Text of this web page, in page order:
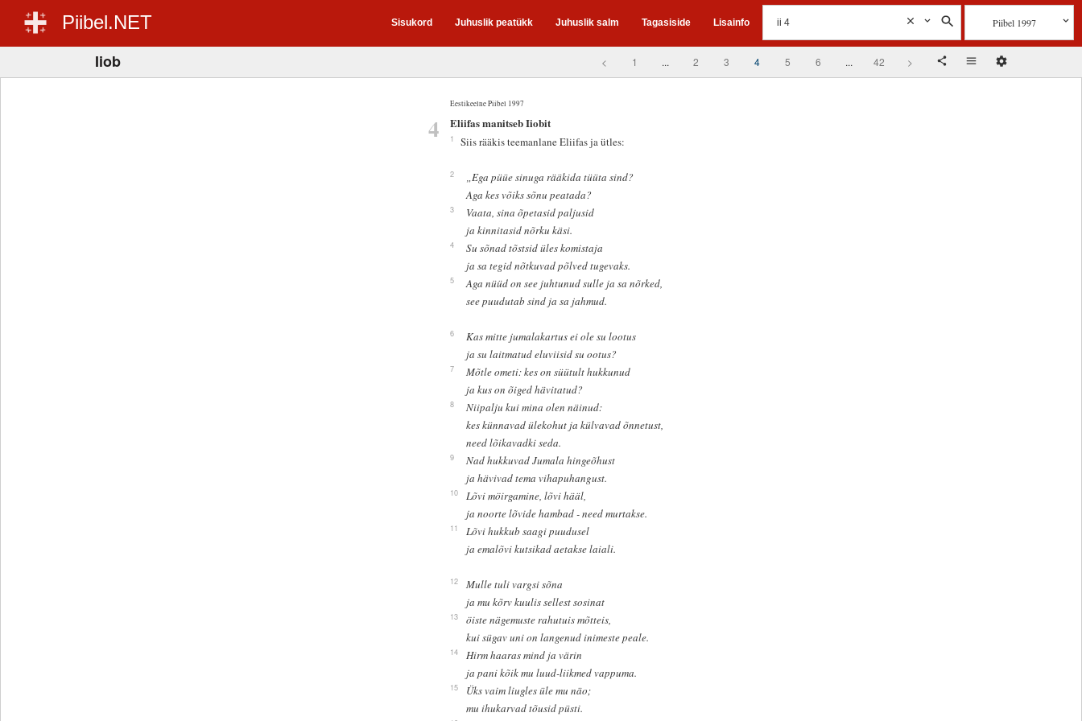
Piibel.NET Sisukord Juhuslik peatükk Juhuslik salm Tagasiside Lisainfo Piibel 1997
Iiob < 1 ... 2 3 4 5 6 ... 42 >
Eestikeelne Piibel 1997
4 Eliifas manitseb Iiobit
1 Siis rääkis teemanlane Eliifas ja ütles:
2
„Ega püüe sinuga rääkida tüüta sind?
Aga kes võiks sõnu peatada?
3
Vaata, sina õpetasid paljusid
ja kinnitasid nõrku käsi.
4
Su sõnad tõstsid üles komistaja
ja sa tegid nõtkuvad põlved tugevaks.
5
Aga nüüd on see juhtunud sulle ja sa nõrked,
see puudutab sind ja sa jahmud.
6
Kas mitte jumalakartus ei ole su lootus
ja su laitmatud eluviisid su ootus?
7
Mõtle ometi: kes on süütult hukkunud
ja kus on õiged hävitatud?
8
Niipalju kui mina olen näinud:
kes künnavad ülekohut ja külvavad õnnetust,
need lõikavadki seda.
9
Nad hukkuvad Jumala hingeõhust
ja hävivad tema vihapuhangust.
10
Lõvi möirgamine, lõvi hääl,
ja noorte lõvide hambad - need murtakse.
11
Lõvi hukkub saagi puudusel
ja emalõvi kutsikad aetakse laiali.
12
Mulle tuli vargsi sõna
ja mu kõrv kuulis sellest sosinat
13
öiste nägemuste rahutuis mõtteis,
kui sügav uni on langenud inimeste peale.
14
Hirm haaras mind ja värin
ja pani kõik mu luud-liikmed vappuma.
15
Üks vaim liugles üle mu näo;
mu ihukarvad tõusid püsti.